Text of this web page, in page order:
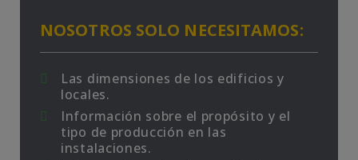
NOSOTROS SOLO NECESITAMOS:
Las dimensiones de los edificios y
locales.
Información sobre el propósito y el
tipo de producción en las
instalaciones.